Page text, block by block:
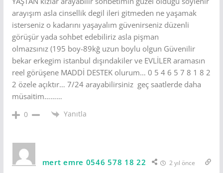
arayışım asla cinsellik degil ileri gitmeden ne yaşamak
isterseniz o kadarını yaşayalım güvenirseniz düzenli
görüşür yada sohbet edebiliriz asla pişman
olmazsınız (195 boy-89kğ uzun boylu olgun Güvenilir
bekar erkegim istanbul dışındakiler ve EVLİLER aramasın
reel görüşene MADDİ DESTEK olurum… 0 5 4 6 5 7 8 1 8 2
2 özele açıktır… 7/24 arayabilirsiniz geç saatlerde daha
müsaitim………
0 Yanıtla
mert emre 0546 578 18 22 2 yıl önce